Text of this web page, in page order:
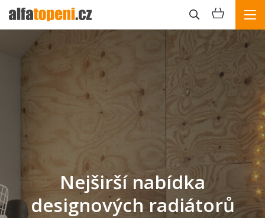
Nejširší nabídka
designových radiátorů